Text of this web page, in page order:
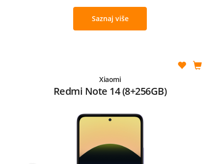
Saznaj više
Xiaomi
Redmi Note 14 (8+256GB)